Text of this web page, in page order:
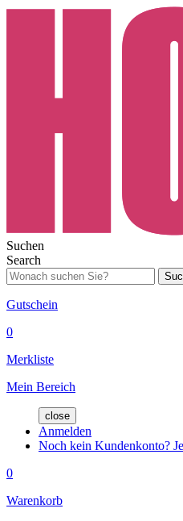
Suchen
Search
Gutschein
0
Merkliste
Mein Bereich
close
Anmelden
Noch kein Kundenkonto?
0
Warenkorb